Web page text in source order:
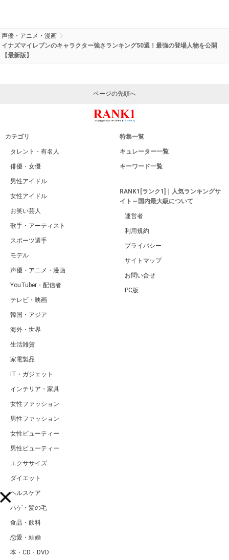
声優・アニメ・漫画
イナズマイレブンのキャラクター強さランキング50選！最強の登場人物を公開
【最新版】
ページの先頭へ
カテゴリ
タレント・有名人
俳優・女優
男性アイドル
女性アイドル
お笑い芸人
歌手・アーティスト
スポーツ選手
モデル
声優・アニメ・漫画
YouTuber・配信者
テレビ・映画
韓国・アジア
海外・世界
生活雑貨
家電製品
IT・ガジェット
インテリア・家具
女性ファッション
男性ファッション
女性ビューティー
男性ビューティー
エクササイズ
ダイエット
ヘルスケア
ハゲ・髪の毛
食品・飲料
恋愛・結婚
本・CD・DVD
特集一覧
キュレーター一覧
キーワード一覧
RANK1[ランク1]｜人気ランキングサ
イト～国内最大級について
運営者
利用規約
プライバシー
サイトマップ
お問い合せ
PC版